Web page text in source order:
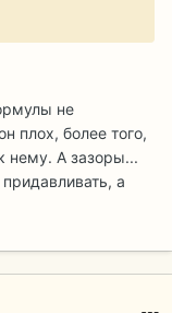
не
плох, более того,
нему. А зазоры...
а